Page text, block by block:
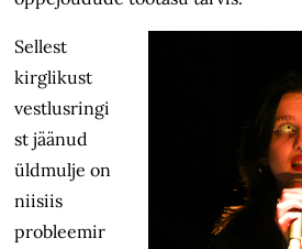
Sellest
kirglikust
vestlusringi
st jäänud
üldmulje on
niisiis
probleemir